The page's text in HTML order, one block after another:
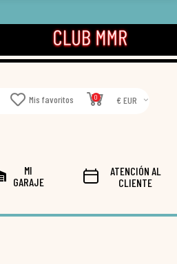
Mis favoritos 0 € EUR
MI
GARAJE
ATENCIÓN AL
CLIENTE